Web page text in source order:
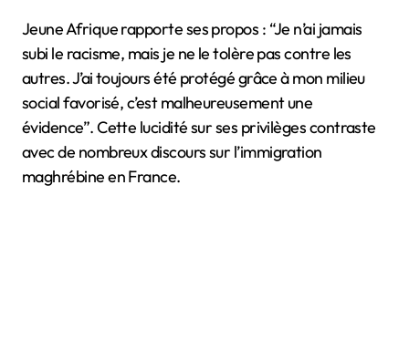
Jeune Afrique rapporte ses propos : “Je n’ai jamais
subi le racisme, mais je ne le tolère pas contre les
autres. J’ai toujours été protégé grâce à mon milieu
social favorisé, c’est malheureusement une
évidence”. Cette lucidité sur ses privilèges contraste
avec de nombreux discours sur l’immigration
maghrébine en France.